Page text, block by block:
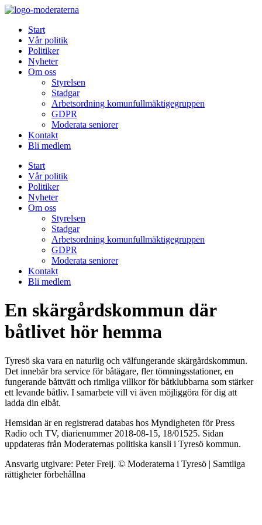
Hoppa
innehållStart
Vår politik
Politiker
Nyheter
Om oss
Styrelsen
Stadgar
Arbetsordning komunfullmäktigegruppen
GDPR
Moderata seniorer
Kontakt
Bli medlem
Start
Vår politik
Politiker
Nyheter
Om oss
Styrelsen
Stadgar
Arbetsordning komunfullmäktigegruppen
GDPR
Moderata seniorer
Kontakt
Bli medlem
En skärgårdskommun där
båtlivet hör hemma
Tyresö ska vara en naturlig och välfungerande skärgårdskommun.
Det innebär bra service för båtägare, fler tömningsstationer, en
fungerande båttvätt och rimliga villkor för båtklubbarna som stärker
ett levande båtliv. I samarbete vill vi även möjliggöra för dig att
ladda din elbåt.
Hemsidan är en registrerad databas hos Myndigheten för Press
Radio och TV, diarienummer 2018-08-15, 18/01525. Sidan
uppdateras från Moderaternas politiska kansli i Tyresö kommun.
Ansvarig utgivare: Peter Freij. © Moderaterna i Tyresö | Samtliga
rättigheter förbehållna